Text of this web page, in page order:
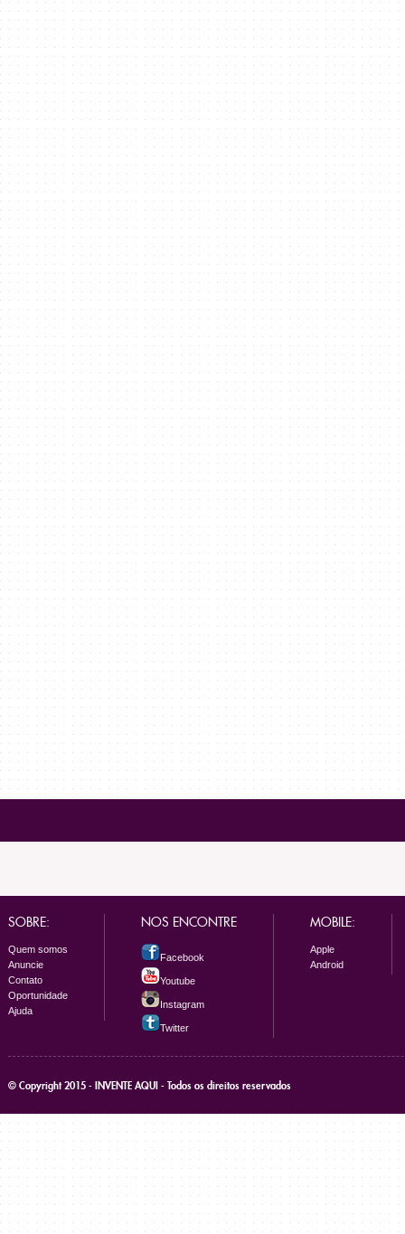
SOBRE:
Quem somos
Anuncie
Contato
Oportunidade
Ajuda
NOS ENCONTRE
Facebook
Youtube
Instagram
Twitter
MOBILE:
Apple
Android
© Copyright 2015 - INVENTE AQUI - Todos os direitos reservados